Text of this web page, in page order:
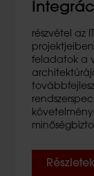
részvétel az
feladatok a
Részletek